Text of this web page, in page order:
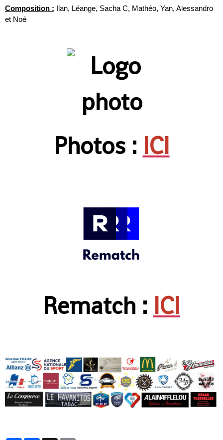
Composition : Ilan, Léange, Sacha C, Mathéo, Yan, Alessandro
et Noé
Photos : ICI
Rematch : ICI